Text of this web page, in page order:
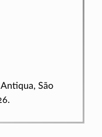
São